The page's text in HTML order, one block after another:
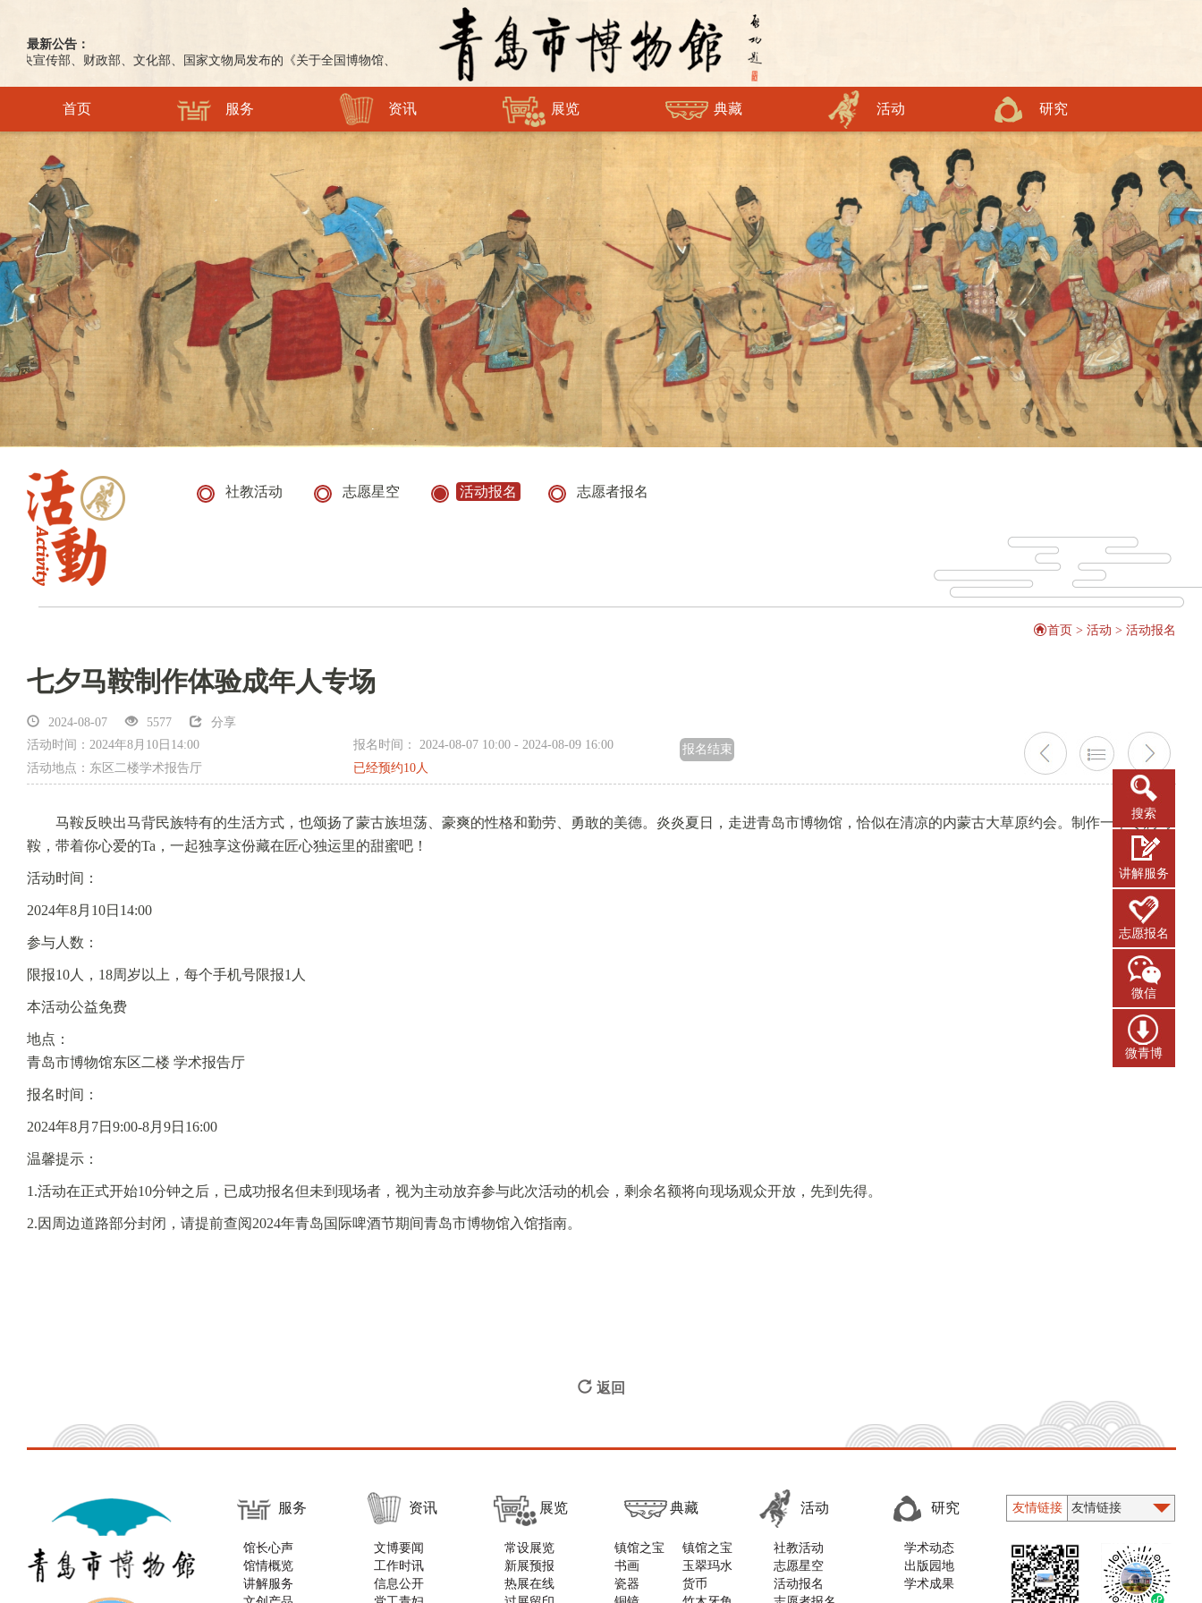
搜索
讲解服务
志愿报名
微信
微青博
最新公告：
部、财政部、文化部、国家文物局发布的《关于全国博物馆、纪念馆免费开放的通知》，青岛市博物馆自2008年6月起向全社会免费开放至今，除曾授权“美团”可以发布青岛市博物馆参观预约信息外，没有授
首页 服务
馆情概览 参观指南
关注青博微信 微青博小程序
资讯
60周年庆 下载中心
关注青博微信 微青博小程序
展览
常设展览 虚拟博物馆
关注青博微信 微青博小程序
典藏
镇馆之宝 铜镜
漆器螺钿 墨砚
木版年画
乐器
陶器 造像 近现代文物 陶文 关注青博微信 微青博小程序
活动
社教活动
关注青博微信 微青博小程序
研究
学术动态
关注青博微信 微青博小程序
社教活动 志愿星空 活动报名 志愿者报名
首页 > 活动 > 活动报名
七夕马鞍制作体验成年人专场
2024-08-07 5577
分享
活动时间：2024年8月10日14:00
报名时间： 2024-08-07 10:00 - 2024-08-09 16:00
报名结束
活动地点：东区二楼学术报告厅
已经预约10人
马鞍反映出马背民族特有的生活方式，也颂扬了蒙古族坦荡、豪爽的性格和勤劳、勇敢的美德。炎炎夏日，走进青岛市博物馆，恰似在清凉的内蒙古大草原约会。制作一个专属马
鞍，带着你心爱的Ta，一起独享这份藏在匠心独运里的甜蜜吧！
活动时间：
2024年8月10日14:00
参与人数：
限报10人，18周岁以上，每个手机号限报1人
本活动公益免费
地点：
青岛市博物馆东区二楼 学术报告厅
报名时间：
2024年8月7日9:00-8月9日16:00
温馨提示：
1.活动在正式开始10分钟之后，已成功报名但未到现场者，视为主动放弃参与此次活动的机会，剩余名额将向现场观众开放，先到先得。
2.因周边道路部分封闭，请提前查阅2024年青岛国际啤酒节期间青岛市博物馆入馆指南。
返回
服务
馆长心声
馆情概览
讲解服务
资讯
文博要闻
工作时讯
信息公开
展览
常设展览
新展预报
热展在线
典藏
镇馆之宝
镇馆之宝
书画
玉翠玛水
瓷器
货币
活动
社教活动
志愿星空
活动报名
研究
学术动态
出版园地
学术成果
友情链接